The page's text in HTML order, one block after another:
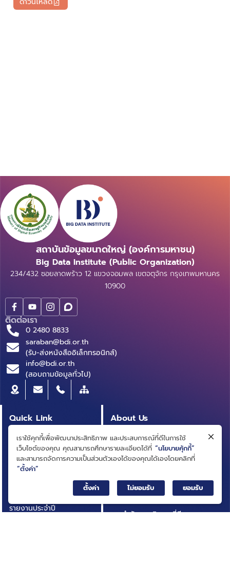
สถาบันข้อมูลขนาดใหญ่ (องค์การมหาชน)
Big Data Institute (Public Organization)
234/432 ซอยลาดพร้าว 12 แขวงจอมพล เขตจตุจักร กรุงเทพมหานคร
10900
ติดต่อเรา
0 2480 8833
saraban@bdi.or.th
(รับ-ส่งหนังสืออิเล็กทรอนิกส์)
info@bdi.or.th
(สอบถามข้อมูลทั่วไป)
Quick Link
หลักสูตรผู้บริหาร
สารบัญบัญชีธุรกิจ
(BRIDGE)
รายงานประจำปี
About Us
วิสัยทัศน์ ภารกิจ
โครงสร้างองค์กร
คณะกรรมการ
คณะผู้บริหาร
การกำกับดูแลกิจการที่ดี
เราใช้คุกกี้เพื่อพัฒนาประสิทธิภาพ และประสบการณ์ที่ดีในการใช้
เว็บไซต์ของคุณ คุณสามารถศึกษารายละเอียดได้ที่ “นโยบายคุ้กกี้”
และสามารถจัดการความเป็นส่วนตัวเองได้ของคุณได้เองโดยคลิกที่
“ตั้งค่า”
ตั้งค่า
ไม่ยอมรับ ยอมรับ